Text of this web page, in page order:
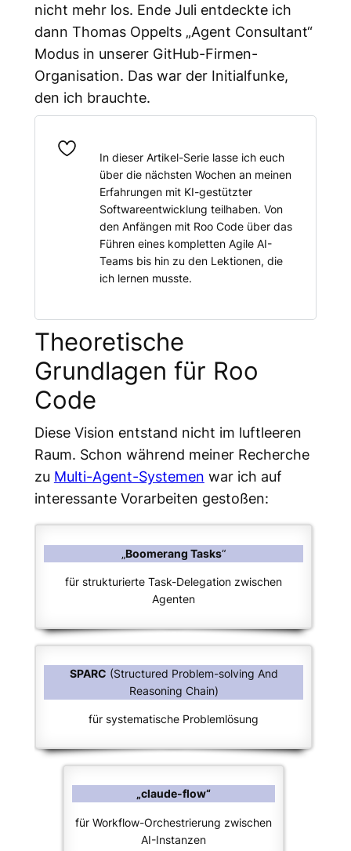
nicht mehr los. Ende Juli entdeckte ich
dann Thomas Oppelts „Agent Consultant“
Modus in unserer GitHub-Firmen-
Organisation. Das war der Initialfunke,
den ich brauchte.
In dieser Artikel-Serie lasse ich euch
über die nächsten Wochen an meinen
Erfahrungen mit KI-gestützter
Softwareentwicklung teilhaben. Von
den Anfängen mit Roo Code über das
Führen eines kompletten Agile AI-
Teams bis hin zu den Lektionen, die
ich lernen musste.
Theoretische
Grundlagen für Roo
Code
Diese Vision entstand nicht im luftleeren
Raum. Schon während meiner Recherche
zu Multi-Agent-Systemen war ich auf
interessante Vorarbeiten gestoßen:
„Boomerang Tasks“
für strukturierte Task-Delegation zwischen
Agenten
SPARC (Structured Problem-solving And
Reasoning Chain)
für systematische Problemlösung
„claude-flow“
für Workflow-Orchestrierung zwischen
AI-Instanzen